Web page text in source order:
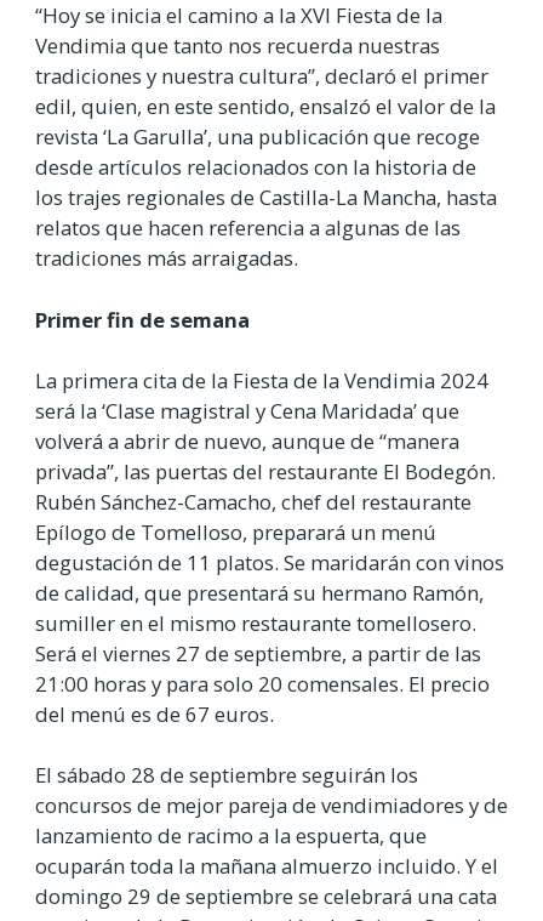
“Hoy se inicia el camino a la XVI Fiesta de la
Vendimia que tanto nos recuerda nuestras
tradiciones y nuestra cultura”, declaró el primer
edil, quien, en este sentido, ensalzó el valor de la
revista ‘La Garulla’, una publicación que recoge
desde artículos relacionados con la historia de
los trajes regionales de Castilla-La Mancha, hasta
relatos que hacen referencia a algunas de las
tradiciones más arraigadas.
Primer fin de semana
La primera cita de la Fiesta de la Vendimia 2024
será la ‘Clase magistral y Cena Maridada’ que
volverá a abrir de nuevo, aunque de “manera
privada”, las puertas del restaurante El Bodegón.
Rubén Sánchez-Camacho, chef del restaurante
Epílogo de Tomelloso, preparará un menú
degustación de 11 platos. Se maridarán con vinos
de calidad, que presentará su hermano Ramón,
sumiller en el mismo restaurante tomellosero.
Será el viernes 27 de septiembre, a partir de las
21:00 horas y para solo 20 comensales. El precio
del menú es de 67 euros.
El sábado 28 de septiembre seguirán los
concursos de mejor pareja de vendimiadores y de
lanzamiento de racimo a la espuerta, que
ocuparán toda la mañana almuerzo incluido. Y el
domingo 29 de septiembre se celebrará una cata